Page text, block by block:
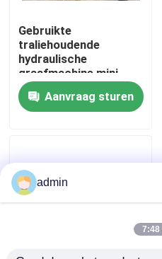
Fabriekstocht
Kwaliteitscontrole
Vraag een offerte
Wegenbouwmachines
Gebruikte
traliehoudende
hydraulische
graafmachine mini
graafmachine
CAT301.5
tweedehands
Aanvraag sturen
admin
7:48